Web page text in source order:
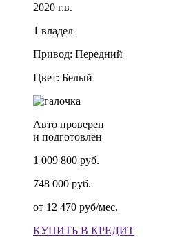
2020 г.в.
1 владел
Привод: Передний
Цвет: Белый
Авто проверен
и подготовлен
1 009 800 руб.
748 000 руб.
от 12 470 руб/мес.
КУПИТЬ В КРЕДИТ